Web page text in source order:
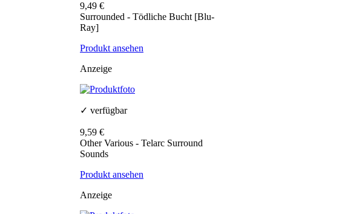
9,49 €
Surrounded - Tödliche Bucht [Blu-
Ray]
Produkt ansehen
Anzeige
✓ verfügbar
9,59 €
Other Various - Telarc Surround
Sounds
Produkt ansehen
Anzeige